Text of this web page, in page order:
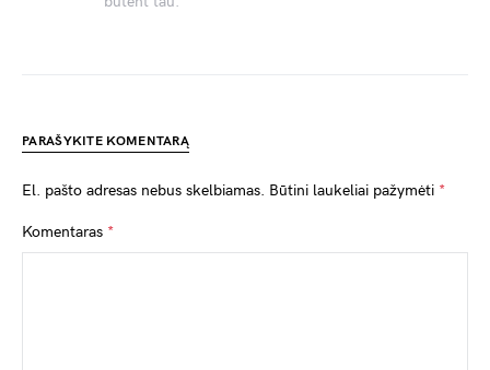
PARAŠYKITE KOMENTARĄ
El. pašto adresas nebus skelbiamas. Būtini laukeliai pažymėti *
Komentaras *